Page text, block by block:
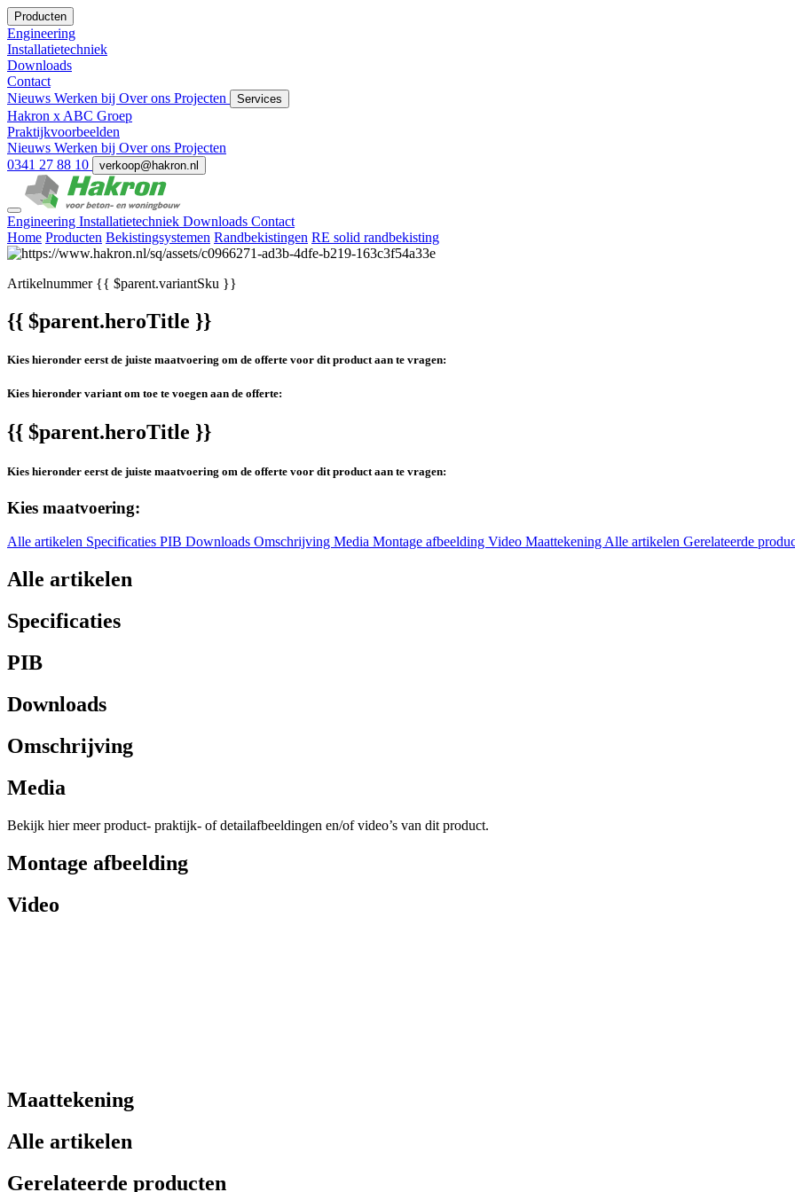
Producten
Engineering
Installatietechniek
Downloads
Contact
Nieuws Werken bij Over ons Projecten Services
Hakron x ABC Groep
Praktijkvoorbeelden
Nieuws Werken bij Over ons Projecten
0341 27 88 10
verkoop@hakron.nl
Engineering Installatietechniek Downloads Contact
Home Producten Bekistingsystemen Randbekistingen RE solid randbekisting
Artikelnummer{{ $parent.variantSku }}
{{ $parent.heroTitle }}
Kies hieronder eerst de juiste maatvoering om de offerte voor dit product aan te vragen:
Kies hieronder variant om toe te voegen aan de offerte:
{{ $parent.heroTitle }}
Kies hieronder eerst de juiste maatvoering om de offerte voor dit product aan te vragen:
Kies maatvoering:
Alle artikelen Specificaties PIB Downloads Omschrijving Media Montage afbeelding Video MaattekeningAlle artikelen Gerelateerde
Alle artikelen
Specificaties
PIB
Downloads
Omschrijving
Media
Bekijk hier meer product- praktijk- of detailafbeeldingen en/of video’s van dit product.
Montage afbeelding
Video
Maattekening
Alle artikelen
Gerelateerde producten